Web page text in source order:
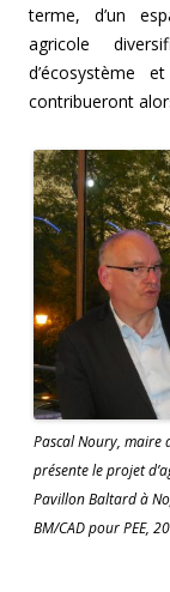
terme, d’un
agricole
d’écosystème
contribueront
Pascal Noury, maire
présente le projet
Pavillon Baltard à
BM/CAD pour PEE,